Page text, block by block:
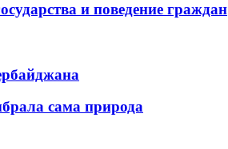
и поведение граждан
сама природа